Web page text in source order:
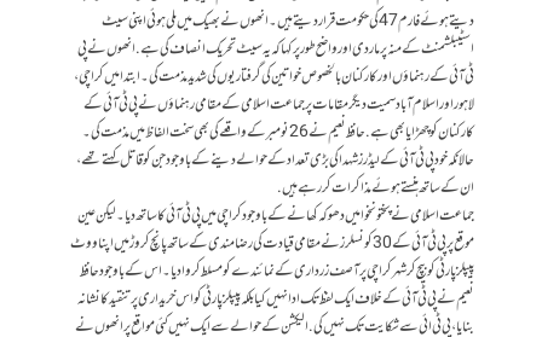
دیتے ہوئے فارم 47 کی حکومت قرار دیتے ہیں۔ انھوں نے بھیک میں ملی ہوئی اپنی سیٹ
اسٹیبلشمنٹ کے منہ پر مار دی اور واضح طور پر کہا کہ یہ سیٹ تحریک انصاف کی ہے. انھوں نے پی
ٹی آئی کے رہنماؤں اور کارکنان بالخصوص خواتین کی گرفتاریوں کی شدید مذمت کی۔ابتدا میں کراچی،
لاہور اوراسلام‌آباد سمیت دیگر مقامات پر جماعت اسلامی کے مقامی رہنماؤں نے پی ٹی آئی کے
کارکنان کو چھڑایا بھی ہے . حافظ نعیم نے 26 نومبر کے واقعے کی بھی سخت الفاظ میں مذمت کی۔
حالانکہ خود پی ٹی آئی کے لیڈرز شہدا کی بڑی تعداد کے حوالے دینے کے باوجود جن کو قاتل کہتے تھے،
ان کے ساتھ ہنستے ہوئے مذاکرات کررہے ہیں.
جماعت اسلامی نے پختونخوا میں دھوکہ کھانے کے باوجود کراچی میں پی ٹی آئی کا ساتھ دیا۔ لیکن عین
موقع پر پی ٹی آئی کے30 کونسلرز نے مقامی قیادت کی رضامندی کے ساتھ پانچ کروڑ میں اپنا ووٹ
پیپلزپارٹی کو بیچ کرشہر کراچی پرآصف زرداری کے نمائندے کو مسلط کروا دیا۔ اس کے باوجود حافظ
نعیم نے پی ٹی آئی کے خلاف ایک لفظ تک ادا نہیں کیا بلکہ پیپلزپارٹی کو اس خریداری پر تنقید کا نشانہ
بنایا ، پی ٹی ائی سے شکایت تک نہیں کی. الیکشن کے حوالے سے ایک نہیں کئی مواقع پر انھوں نے